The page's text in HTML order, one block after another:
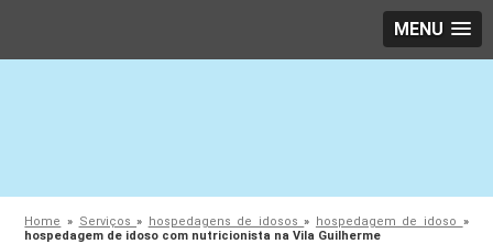
MENU
Home » Serviços» hospedagens de idosos» hospedagem de idoso »
hospedagem de idoso com nutricionista na Vila Guilherme